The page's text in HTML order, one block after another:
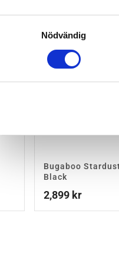
Nödvändig
Bugaboo
Black
2,899 kr